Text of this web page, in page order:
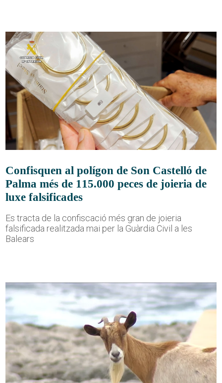
Confisquen al polígon de Son Castelló de
Palma més de 115.000 peces de joieria de
luxe falsificades
Es tracta de la confiscació més gran de joieria
falsificada realitzada mai per la Guàrdia Civil a les
Balears